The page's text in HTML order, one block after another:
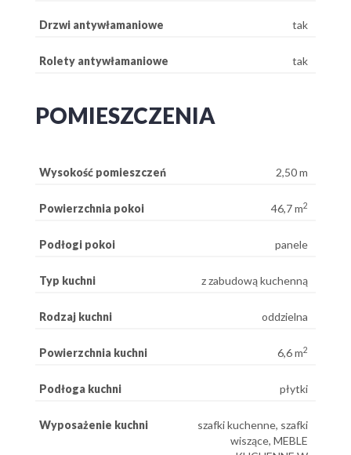
Drzwi antywłamaniowe tak
Rolety antywłamaniowe tak
POMIESZCZENIA
Wysokość pomieszczeń 2,50 m
Powierzchnia pokoi 46,7 m2
Podłogi pokoi panele
Typ kuchni z zabudową kuchenną
Rodzaj kuchni oddzielna
Powierzchnia kuchni 6,6 m2
Podłoga kuchni płytki
Wyposażenie kuchni
szafki kuchenne, szafki
wiszące, MEBLE